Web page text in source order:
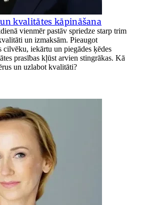
kvalitātes kāpināšana
vienmēr pastāv spriedze starp trim
un izmaksām. Pieaugot
cilvēku, iekārtu un piegādes ķēdes
prasības kļūst arvien stingrākas. Kā
un uzlabot kvalitāti?